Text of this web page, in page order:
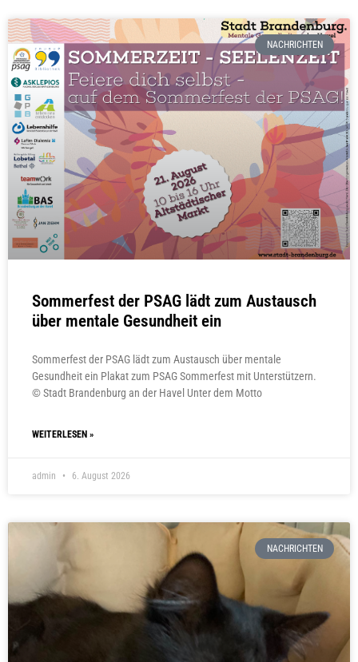
NACHRICHTEN
Sommerfest der PSAG lädt zum Austausch
über mentale Gesundheit ein
Sommerfest der PSAG lädt zum Austausch über mentale
Gesundheit ein Plakat zum PSAG Sommerfest mit Unterstützern.
© Stadt Brandenburg an der Havel Unter dem Motto
WEITERLESEN »
admin 6. August 2026
NACHRICHTEN